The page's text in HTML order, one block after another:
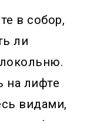
в собор,
ли
на лифте
видами,